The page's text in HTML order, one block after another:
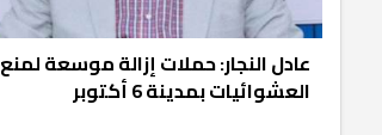
عادل النجار: حملات إزالة موسعة لمنع
العشوائيات بمدينة 6 أكتوبر